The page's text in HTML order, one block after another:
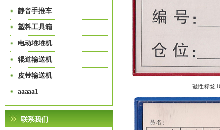
静音手推车
塑料工具箱
电动堆堆机
辊道输送机
皮带输送机
aaaaa1
联系我们
磁性标签